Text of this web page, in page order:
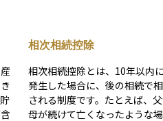
相次相続控除
相次相続控除とは、10年以内
発生した場合に、後の相続で
される制度です。たとえば、
母が続けて亡くなったような